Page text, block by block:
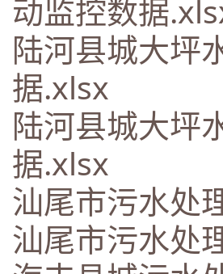
动监控数据
陆河县城大坪
据.xlsx
陆河县城大坪
据.xlsx
汕尾市污水处
汕尾市污水处